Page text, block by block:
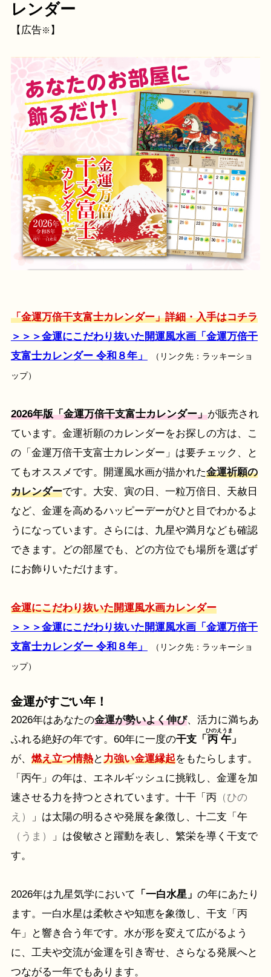
レンダー
【広告※ 】
「金運万倍干支富士カレンダー」詳細・入手はコチラ
＞＞＞金運にこだわり抜いた開運風水画「金運万倍干
支富士カレンダー 令和８年」
（リンク先：ラッキーショ
ップ）
2026年版「金運万倍干支富士カレンダー」が販売され
ています。金運祈願のカレンダーをお探しの方は、こ
の「金運万倍干支富士カレンダー」は要チェック、と
てもオススメです。開運風水画が描かれた金運祈願の
カレンダーです。大安、寅の日、一粒万倍日、天赦日
など、金運を高めるハッピーデーがひと目でわかるよ
うになっています。さらには、九星や満月なども確認
できます。どの部屋でも、どの方位でも場所を選ばず
にお飾りいただけます。
金運にこだわり抜いた開運風水画カレンダー
＞＞＞金運にこだわり抜いた開運風水画「金運万倍干
支富士カレンダー 令和８年」
（リンク先：ラッキーショ
ップ）
金運がすごい年！
2026年はあなたの金運が勢いよく伸び、活力に満ちあ
ふれる絶好の年です。60年に一度の干支「 丙午
ひのえうま
」
が、 燃え立つ情熱と力強い金運縁起をもたらします。
「丙午」の年は、エネルギッシュに挑戦し、金運を加
速させる力を持つとされています。十干「丙 （ひの
え）
」は太陽の明るさや発展を象徴し、十二支「午
（うま）
」は俊敏さと躍動を表し、繁栄を導く干支で
す。
2026年は九星気学において 「一白水星」 の年にあたり
ます。一白水星は柔軟さや知恵を象徴し、干支「丙
午」と響き合う年です。水が形を変えて広がるよう
に、工夫や交流が金運を引き寄せ、さらなる発展へと
つながる一年でもあります。